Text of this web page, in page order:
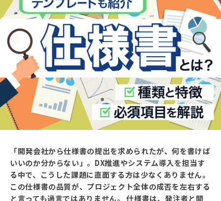
「開発会社から仕様書の提出を求められたが、何を書けば
いいのか分からない」。DX推進やシステム導入を担当す
る中で、こうした課題に直面する方は少なくありません。
この仕様書の品質が、プロジェクト全体の成否を左右する
と言っても過言ではありません。 仕様書は、発注者と開